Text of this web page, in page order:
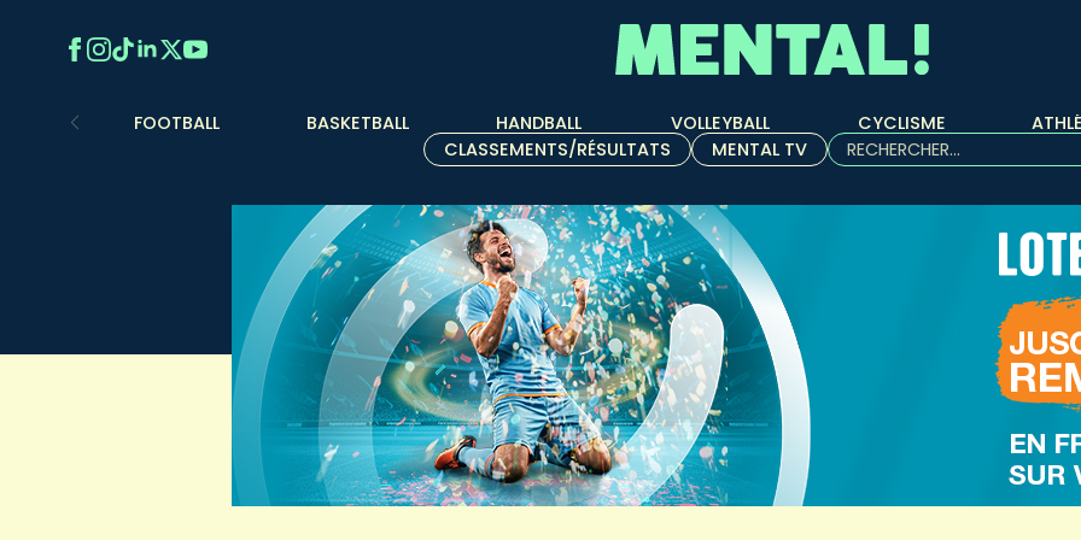
FOOTBALL BASKETBALL HANDBALL VOLLEYBALL CYCLISME
CLASSEMENTS/RÉSULTATS
MENTAL TV
Rechercher :